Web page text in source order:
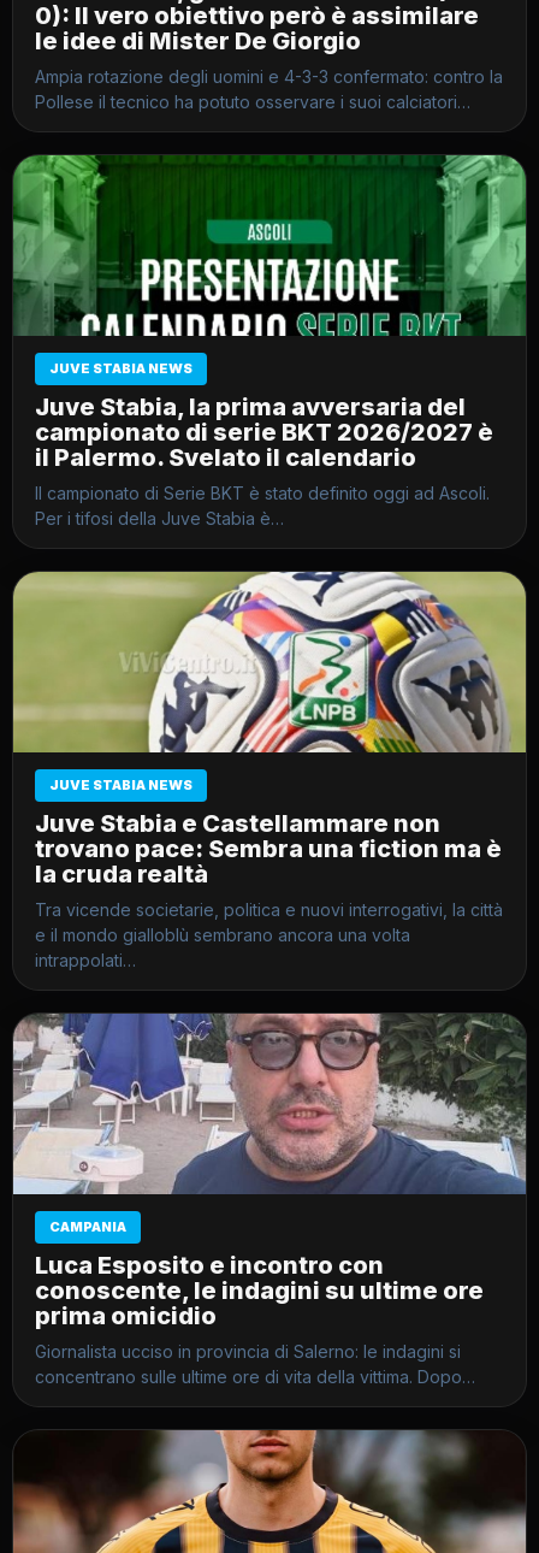
0): Il vero obiettivo però è assimilare
le idee di Mister De Giorgio
Ampia rotazione degli uomini e 4-3-3 confermato: contro la
Pollese il tecnico ha potuto osservare i suoi calciatori…
JUVE STABIA NEWS
Juve Stabia, la prima avversaria del
campionato di serie BKT 2026/2027 è
il Palermo. Svelato il calendario
Il campionato di Serie BKT è stato definito oggi ad Ascoli.
Per i tifosi della Juve Stabia è…
JUVE STABIA NEWS
Juve Stabia e Castellammare non
trovano pace: Sembra una fiction ma è
la cruda realtà
Tra vicende societarie, politica e nuovi interrogativi, la città
e il mondo gialloblù sembrano ancora una volta
intrappolati…
CAMPANIA
Luca Esposito e incontro con
conoscente, le indagini su ultime ore
prima omicidio
Giornalista ucciso in provincia di Salerno: le indagini si
concentrano sulle ultime ore di vita della vittima. Dopo…